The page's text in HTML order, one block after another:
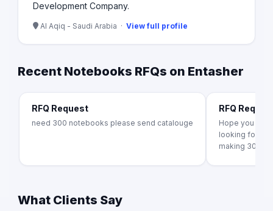
Development Company.
Al Aqiq - Saudi Arabia · View full profile
Recent Notebooks RFQs on Entasher
RFQ Request
need 300 notebooks please send catalouge
RFQ
Hope you are
looking for a
making 300...
What Clients Say